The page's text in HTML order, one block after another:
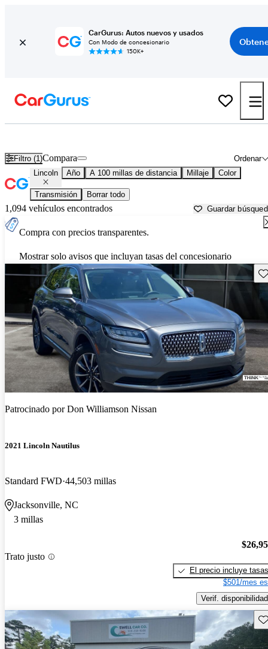
CarGurus: Autos nuevos y usados
Con Modo de concesionario
150K+
Filtro (1) Ordenar
Compara
Lincoln Año A 100 millas de distancia Millaje Color
Transmisión Borrar todo
1,094 vehículos encontrados Guardar
Compra con precios transparentes.
Mostrar solo avisos que incluyan tasas del concesionario
Patrocinado porDon Williamson Nissan
2021 Lincoln Nautilus
Standard FWD 44,503 millas
Jacksonville, NC
3 millas
Trato justo
El precio incluye tasas
$501/mes
Verif. disponibilidad